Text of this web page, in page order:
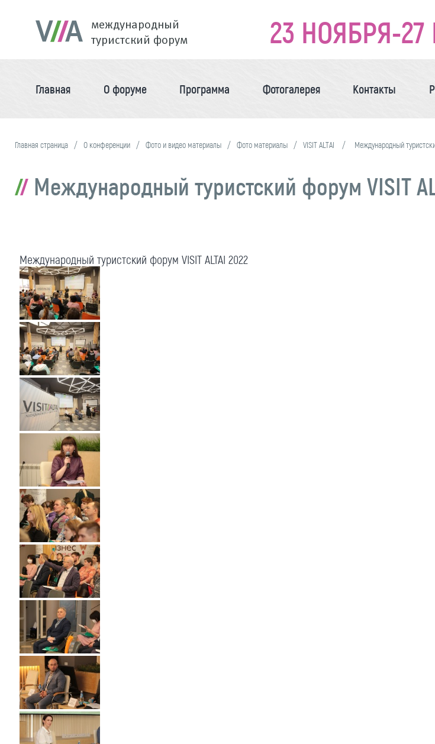
международный
туристский форум
23 НОЯБРЯ-
Главная О форуме Программа Фотогалерея Контакты
Главная страница О конференции Фото и видео материалы Фото материалы VISIT ALTAI Международный
Международный туристский форум VISIT
Международный туристский форум VISIT ALTAI 2022